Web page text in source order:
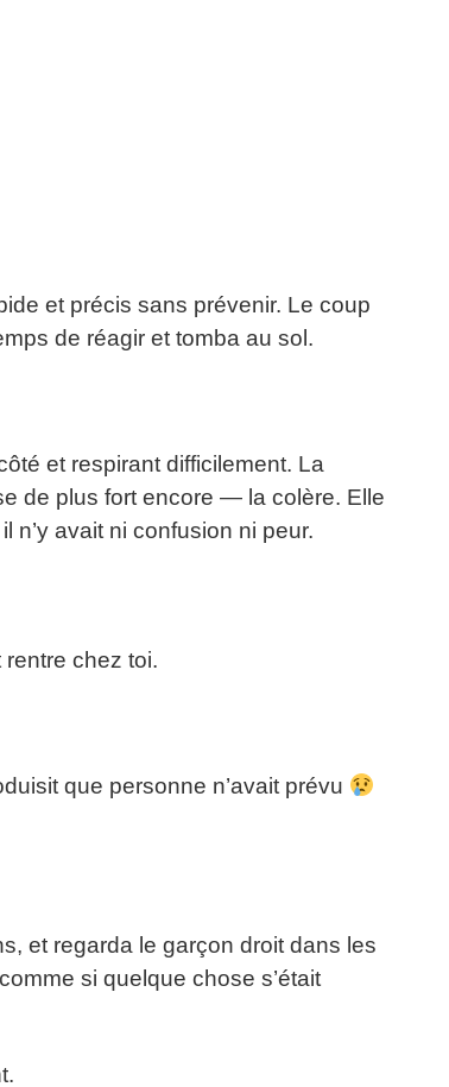
et précis sans prévenir. Le coup
de réagir et tomba au sol.
et respirant difficilement. La
de plus fort encore — la colère. Elle
n’y avait ni confusion ni peur.
chez toi.
que personne n’avait prévu
et regarda le garçon droit dans les
si quelque chose s’était